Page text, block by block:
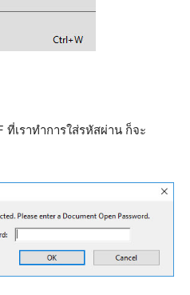
ที่เราทำการใส่รหัสผ่าน ก็จะ